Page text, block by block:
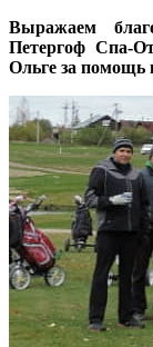
Выражаем
Петергоф Спа-
Ольге за помощь